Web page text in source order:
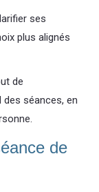
ses
plus alignés
de
des séances, en
de